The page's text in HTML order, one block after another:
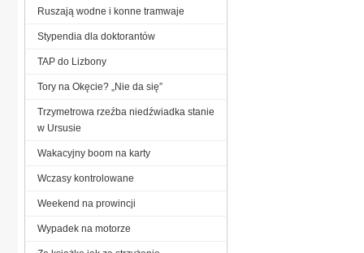
Ruszają wodne i konne tramwaje
Stypendia dla doktorantów
TAP do Lizbony
Tory na Okęcie? „Nie da się”
Trzymetrowa rzeźba niedźwiadka stanie
w Ursusie
Wakacyjny boom na karty
Wczasy kontrolowane
Weekend na prowincji
Wypadek na motorze